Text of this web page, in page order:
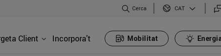
Cerca CAT
Client Incorpora't Mobilitat